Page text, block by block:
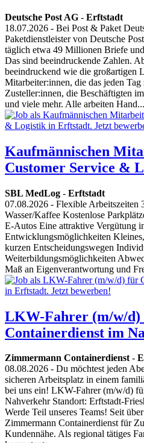
Deutsche Post AG - Erftstadt
18.07.2026 - Bei Post & Paket
Paketdienstleister von Deutsche
täglich etwa 49 Millionen Briefe
Das sind beeindruckende Zahlen.
beeindruckend wie die großartigen
Mitarbeiter:innen, die das jeden
Zusteller:innen, die Beschäftigten
und viele mehr. Alle arbeiten Hand...
Kaufmännischen
Customer Service &
SBL MedLog - Erftstadt
07.08.2026 - Flexible Arbeitszeiten
Wasser/Kaffee Kostenlose
E-Autos Eine attraktive Vergütung
Entwicklungsmöglichkeiten
kurzen Entscheidungswegen
Weiterbildungsmöglichkeiten
Maß an Eigenverantwortung und
LKW-Fahrer (m/w/
Containerdienst im
Zimmermann Containerdienst-
08.08.2026 - Du möchtest jeden
sicheren Arbeitsplatz in einem
bei uns ein! LKW-Fahrer (m/w/d)
Nahverkehr Standort: Erftstadt-
Werde Teil unseres Teams! Seit
Zimmermann Containerdienst für
Kundennähe. Als regional tätiges